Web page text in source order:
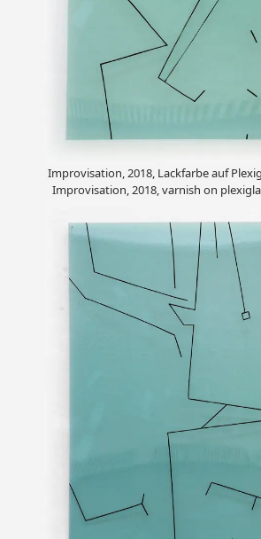
Improvisation, 2018, Lackfarbe auf
Improvisation, 2018, varnish on